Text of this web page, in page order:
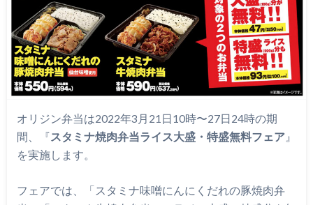
オリジン弁当は2022年3月21日10時〜27日24時の期
間、『スタミナ焼肉弁当ライス大盛・特盛無料フェア』
を実施します。
フェアでは、「スタミナ味噌にんにくだれの豚焼肉弁